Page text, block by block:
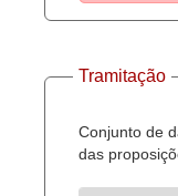
Tramitação
Conjunto de
das